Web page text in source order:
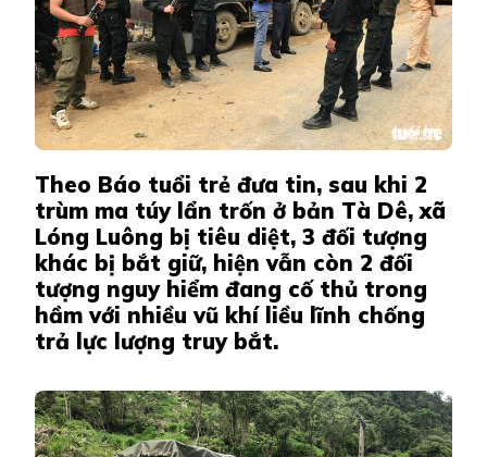
TRONG
HẦM
Theo Báo tuổi trẻ đưa tin, sau khi 2
trùm ma túy lẩn trốn ở bản Tà Dê, xã
Lóng Luông bị tiêu diệt, 3 đối tượng
khác bị bắt giữ, hiện vẫn còn 2 đối
tượng nguy hiểm đang cố thủ trong
hầm với nhiều vũ khí liều lĩnh chống
trả lực lượng truy bắt.